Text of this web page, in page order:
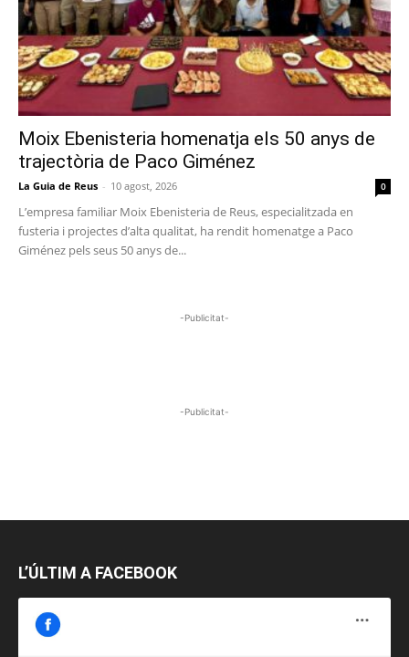
Moix Ebenisteria homenatja els 50 anys de
trajectòria de Paco Giménez
La Guia de Reus - 10 agost, 2026 0
L’empresa familiar Moix Ebenisteria de Reus, especialitzada en
fusteria i projectes d’alta qualitat, ha rendit homenatge a Paco
Giménez pels seus 50 anys de...
-Publicitat-
-Publicitat-
L’ÚLTIM A FACEBOOK